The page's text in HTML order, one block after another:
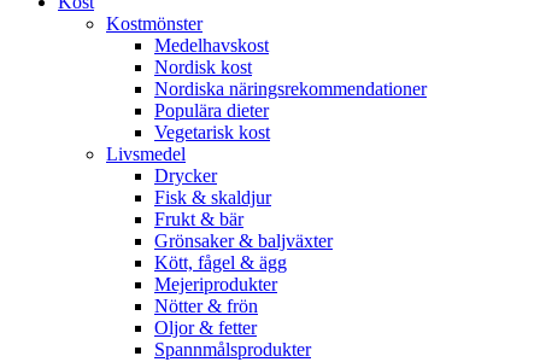
Kostmönster
Medelhavskost
Nordisk kost
Nordiska näringsrekommendationer
Populära dieter
Vegetarisk kost
Livsmedel
Drycker
Fisk & skaldjur
Frukt & bär
Grönsaker & baljväxter
Kött, fågel & ägg
Mejeriprodukter
Nötter & frön
Oljor & fetter
Spannmålsprodukter